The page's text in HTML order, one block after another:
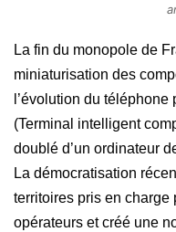
La fin du monopole de
miniaturisation des
l’évolution du
(Terminal intelligent
doublé d’un ordinateur
La démocratisation
territoires pris en charge
opérateurs et créé une